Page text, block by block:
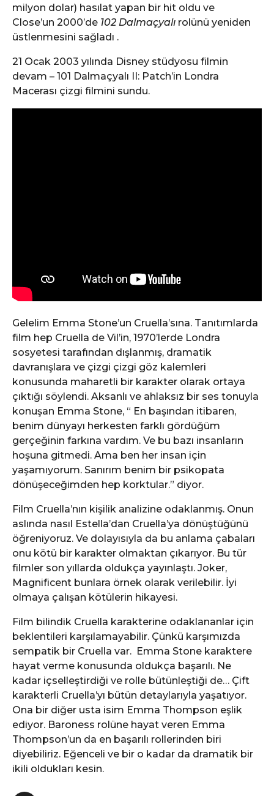
milyon dolar) hasılat yapan bir hit oldu ve
Close’un 2000’de 102 Dalmaçyalı rolünü yeniden
üstlenmesini sağladı .
21 Ocak 2003 yılında Disney stüdyosu filmin
devam – 101 Dalmaçyalı II: Patch’in Londra
Macerası çizgi filmini sundu.
Gelelim Emma Stone’un Cruella’sına. Tanıtımlarda
film hep Cruella de Vil’in, 1970’lerde Londra
sosyetesi tarafından dışlanmış, dramatik
davranışlara ve çizgi çizgi göz kalemleri
konusunda maharetli bir karakter olarak ortaya
çıktığı söylendi. Aksanlı ve ahlaksız bir ses tonuyla
konuşan Emma Stone, “ En başından itibaren,
benim dünyayı herkesten farklı gördüğüm
gerçeğinin farkına vardım. Ve bu bazı insanların
hoşuna gitmedi. Ama ben her insan için
yaşamıyorum. Sanırım benim bir psikopata
dönüşeceğimden hep korktular.” diyor.
Film Cruella’nın kişilik analizine odaklanmış. Onun
aslında nasıl Estella’dan Cruella’ya dönüştüğünü
öğreniyoruz. Ve dolayısıyla da bu anlama çabaları
onu kötü bir karakter olmaktan çıkarıyor. Bu tür
filmler son yıllarda oldukça yayınlaştı. Joker,
Magnificent bunlara örnek olarak verilebilir. İyi
olmaya çalışan kötülerin hikayesi.
Film bilindik Cruella karakterine odaklananlar için
beklentileri karşılamayabilir. Çünkü karşımızda
sempatik bir Cruella var. Emma Stone karaktere
hayat verme konusunda oldukça başarılı. Ne
kadar içselleştirdiği ve rolle bütünleştiği de… Çift
karakterli Cruella’yı bütün detaylarıyla yaşatıyor.
Ona bir diğer usta isim Emma Thompson eşlik
ediyor. Baroness rolüne hayat veren Emma
Thompson’un da en başarılı rollerinden biri
diyebiliriz. Eğenceli ve bir o kadar da dramatik bir
ikili oldukları kesin.